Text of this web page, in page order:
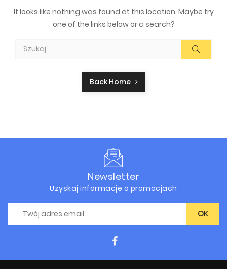
It looks like nothing was found at this location. Maybe try
one of the links below or a search?
Back Home
Newsletter
Uzyskaj informacje o promocjach